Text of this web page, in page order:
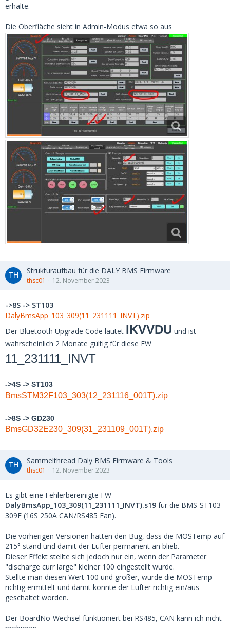
erhalte.
Die Oberfläche sieht in Admin-Modus etwa so aus
Strukturaufbau für die DALY BMS Firmware
thsc01 12. November 2023
->8S -> ST103
DalyBmsApp_103_309(11_231111_INVT).zip
Der Bluetooth Upgrade Code lautet IKVVDU und ist
wahrscheinlich 2 Monate gültig für diese FW
11_231111_INVT
->4S -> ST103
BmsSTM32F103_303(12_231116_001T).zip
->8S -> GD230
BmsGD32E230_309(31_231109_001T).zip
Sammelthread Daly BMS Firmware & Tools
thsc01 12. November 2023
Es gibt eine Fehlerbereinigte FW
DalyBmsApp_103_309(11_231111_INVT).s19 für die BMS-ST103-
309E (16S 250A CAN/RS485 Fan).
Die vorherigen Versionen hatten den Bug, dass die MOSTemp auf
215° stand und damit der Lüfter permanent an blieb.
Dieser Effekt stellte sich jedoch nur ein, wenn der Parameter
"discharge curr large" kleiner 100 eingestellt wurde.
Stellte man diesen Wert 100 und größer, wurde die MOSTemp
richtig ermittelt und damit konnte der Lüfter richtig ein/aus
geschaltet worden.
Der BoardNo-Wechsel funktioniert bei RS485, CAN kann ich nicht